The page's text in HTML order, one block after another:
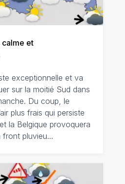
calme et
exceptionnelle et va
sur la moitié Sud dans
Du coup, le
plus frais qui persiste
la Belgique provoquera
front pluvieu…